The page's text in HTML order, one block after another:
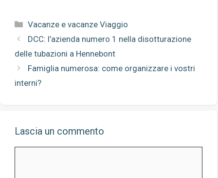
Categorie
Vacanze e vacanze Viaggio
DCC: l’azienda numero 1 nella disotturazione
delle tubazioni a Hennebont
Famiglia numerosa: come organizzare i vostri
interni?
Lascia un commento